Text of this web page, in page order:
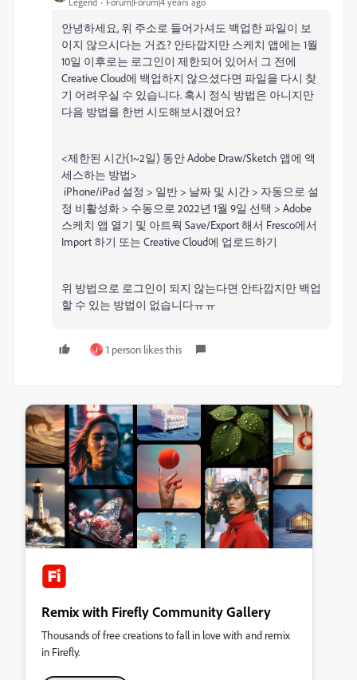
안녕하세요, 위 주소로 들어가셔도 백업한 파일이 보
이지 않으시다는 거죠? 안타깝지만 스케치 앱에는 1월
10일 이후로는 로그인이 제한되어 있어서 그 전에
Creative Cloud에 백업하지 않으셨다면 파일을 다시 찾
기 어려우실 수 있습니다. 혹시 정식 방법은 아니지만
다음 방법을 한번 시도해보시겠어요?
<제한된 시간(1~2일) 동안 Adobe Draw/Sketch 앱에 액
세스하는 방법>
iPhone/iPad 설정 > 일반 > 날짜 및 시간 > 자동으로 설
정 비활성화 > 수동으로 2022년 1월 9일 선택 > Adobe
스케치 앱 열기 및 아트웍 Save/Export 해서 Fresco에서
Import 하기 또는 Creative Cloud에 업로드하기
위 방법으로 로그인이 되지 않는다면 안타깝지만 백업
할 수 있는 방법이 없습니다ㅠㅠ
J 1 person likes this
Remix with Firefly Community Gallery
Thousands of free creations to fall in love with and remix
in Firefly.